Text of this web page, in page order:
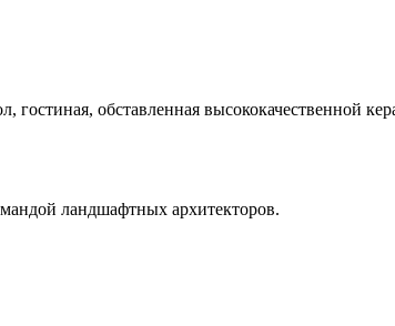
обставленная высококачественной
ландшафтных архитекторов.